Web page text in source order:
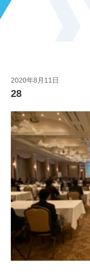
2020年8月11日
28